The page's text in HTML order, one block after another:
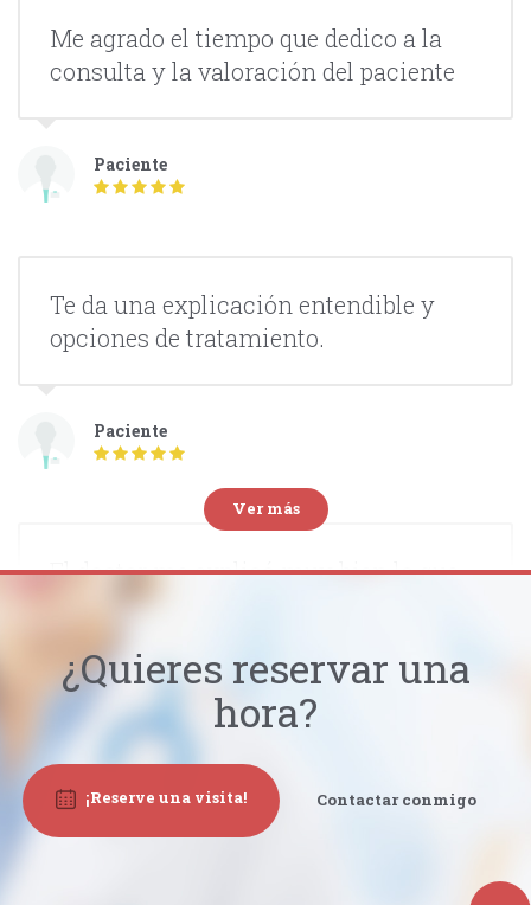
Me agrado el tiempo que dedico a la
consulta y la valoración del paciente
Paciente
Te da una explicación entendible y
opciones de tratamiento.
Paciente
El doctor me explicó muy bien lo que
se va a hacer. Me dio tranquilidad y
Ver más
¿Quieres reservar una
hora?
¡Reserve una visita! Contactar conmigo